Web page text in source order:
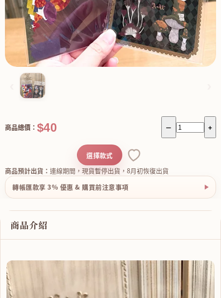
－ +
商品總價： $40
商品預計出貨： 連線期間，現貨暫停出貨，8月初恢復出貨
選擇款式
轉帳匯款享 3% 優惠 & 購買前注意事項
商品介紹